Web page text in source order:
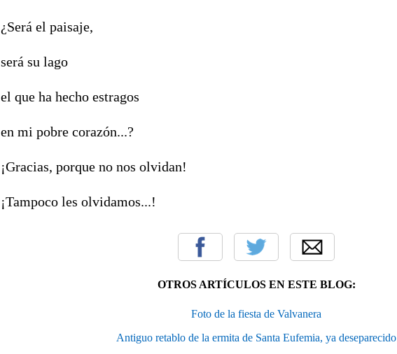
¿Será el paisaje,
será su lago
el que ha hecho estragos
en mi pobre corazón...?
¡Gracias, porque no nos olvidan!
¡Tampoco les olvidamos...!
OTROS ARTÍCULOS EN ESTE BLOG:
Foto de la fiesta de Valvanera
Antiguo retablo de la ermita de Santa Eufemia, ya deseparecido